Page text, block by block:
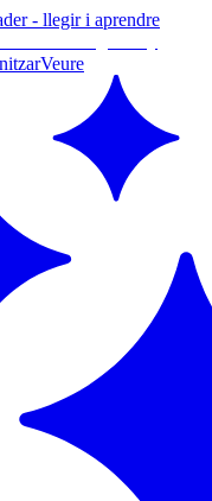
- llegir i aprendre
Veure